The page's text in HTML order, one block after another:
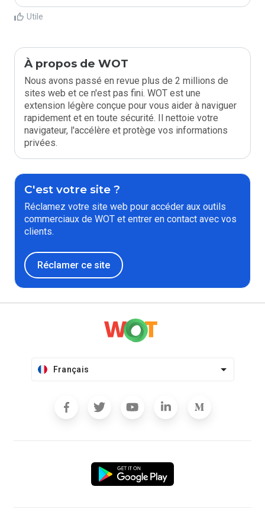
Utile
À propos de WOT
Nous avons passé en revue plus de 2 millions de
sites web et ce n'est pas fini. WOT est une
extension légère conçue pour vous aider à naviguer
rapidement et en toute sécurité. Il nettoie votre
navigateur, l'accélère et protège vos informations
privées.
C'est votre site ?
Réclamez votre site web pour accéder aux outils
commerciaux de WOT et entrer en contact avec vos
clients.
Réclamer ce site
Français